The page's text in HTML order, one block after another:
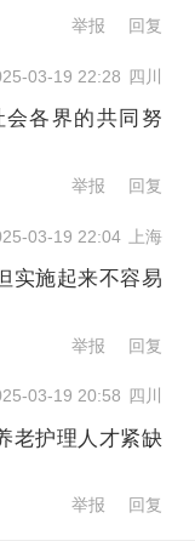
业生更快融
照护岗位的
会认可度还
职校毕业生
长马旗戟告
技能和职业
，仅照护而
、照护师、
举报 回复
03-19 22:28 四川
各界的共同努
举报 回复
03-19 22:04 上海
实施起来不容易
举报 回复
03-19 20:58 四川
老护理人才紧缺
举报 回复